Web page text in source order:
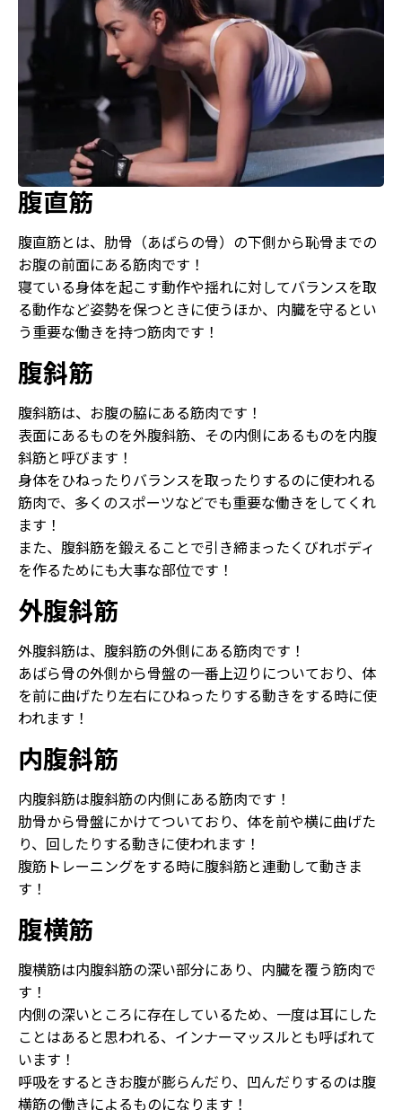
腹直筋
腹直筋とは、肋骨（あばらの骨）の下側から恥骨までの
お腹の前面にある筋肉です！
寝ている身体を起こす動作や揺れに対してバランスを取
る動作など姿勢を保つときに使うほか、内臓を守るとい
う重要な働きを持つ筋肉です！
腹斜筋
腹斜筋は、お腹の脇にある筋肉です！
表面にあるものを外腹斜筋、その内側にあるものを内腹
斜筋と呼びます！
身体をひねったりバランスを取ったりするのに使われる
筋肉で、多くのスポーツなどでも重要な働きをしてくれ
ます！
また、腹斜筋を鍛えることで引き締まったくびれボディ
を作るためにも大事な部位です！
外腹斜筋
外腹斜筋は、腹斜筋の外側にある筋肉です！
あばら骨の外側から骨盤の一番上辺りについており、体
を前に曲げたり左右にひねったりする動きをする時に使
われます！
内腹斜筋
内腹斜筋は腹斜筋の内側にある筋肉です！
肋骨から骨盤にかけてついており、体を前や横に曲げた
り、回したりする動きに使われます！
腹筋トレーニングをする時に腹斜筋と連動して動きま
す！
腹横筋
腹横筋は内腹斜筋の深い部分にあり、内臓を覆う筋肉で
す！
内側の深いところに存在しているため、一度は耳にした
ことはあると思われる、インナーマッスルとも呼ばれて
います！
呼吸をするときお腹が膨らんだり、凹んだりするのは腹
横筋の働きによるものになります！